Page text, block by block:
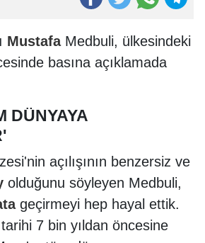
MustafaMedbuli, ülkesindeki
basına açıklamada
DÜNYAYA
açılışının benzersiz ve
olduğunu söyleyen Medbuli,
geçirmeyi hep hayal ettik.
7 bin yıldan öncesine